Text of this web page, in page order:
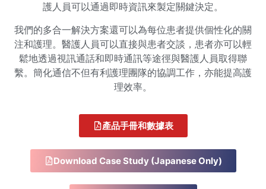
護人員可以通過即時資訊來製定關鍵決定。
我們的多合一解決方案還可以為每位患者提供個性化的關
注和護理。醫護人員可以直接與患者交談，患者亦可以輕
鬆地透過視訊通話和即時通訊等途徑與醫護人員取得聯
繫。簡化通信不但有利護理團隊的協調工作，亦能提高護
理效率。
產品手冊和數據表
Download Case Study (Japanese Only)